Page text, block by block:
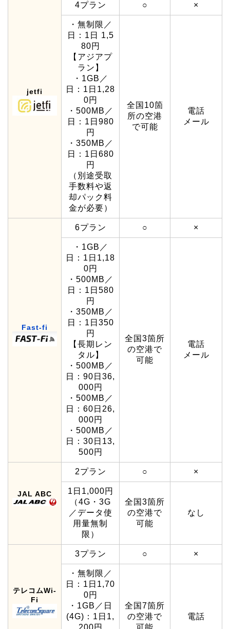
jetfi
4プラン ○ ×
・無制限／
日：1日 1,5
80円
【アジアプ
ラン】
・1GB／
日：1日1,28
0円
・500MB／
日：1日980
円
・350MB／
日：1日680
円
（別途受取
手数料や返
却パック料
金が必要）
全国10箇
所の空港
で可能
電話
メール
Fast-fi
6プラン ○ ×
・1GB／
日：1日1,18
0円
・500MB／
日：1日580
円
・350MB／
日：1日350
円
【長期レン
タル】
・500MB／
日：90日36,
000円
・500MB／
日：60日26,
000円
・500MB／
日：30日13,
500円
全国3箇所
の空港で
可能
電話
メール
JAL ABC
2プラン ○ ×
1日1,000円
（4G・3G
／データ使
用量無制
限）
全国3箇所
の空港で
可能
なし
テレコムWi-
Fi
3プラン ○ ×
・無制限／
日：1日1,70
0円
・1GB／日
(4G)：1日1,
全国7箇所
の空港で
電話